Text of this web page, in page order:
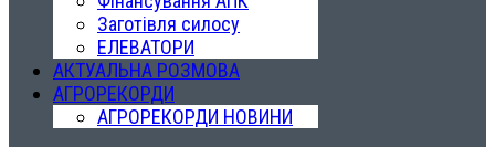
Заготівля силосу
ЕЛЕВАТОРИ
АКТУАЛЬНА РОЗМОВА
АГРОРЕКОРДИ
АГРОРЕКОРДИ НОВИНИ